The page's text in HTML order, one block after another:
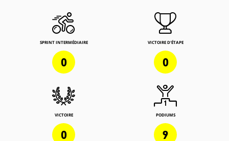
SPRINT INTERMÉDIAIRE
0
VICTOIRE D'ÉTAPE
0
VICTOIRE
0
PODIUMS
9